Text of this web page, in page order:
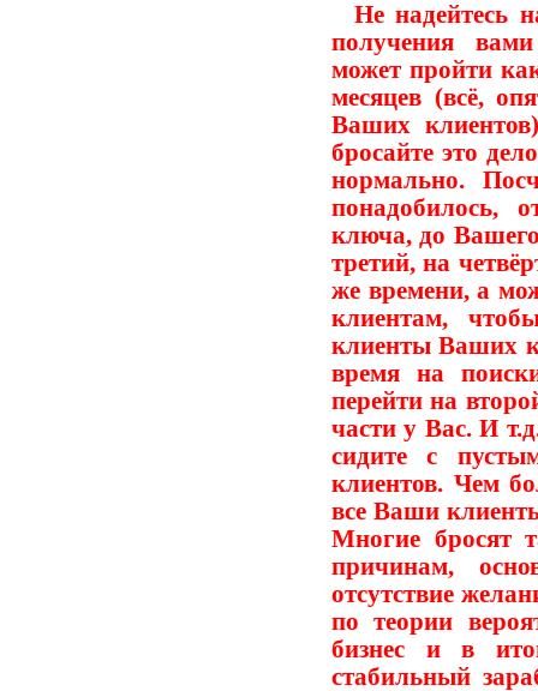
Не надейтесь
получения
может пройти
месяцев (всё,
Ваших
бросайте это
нормально.
понадобилось,
ключа, до
третий, на
же времени, а
клиентам,
клиенты Ваших
время на
перейти на
части у Вас. И
сидите с
клиентов. Чем
все Ваши
Многие бросят
причинам,
отсутствие
по теории
бизнес и в
стабильный